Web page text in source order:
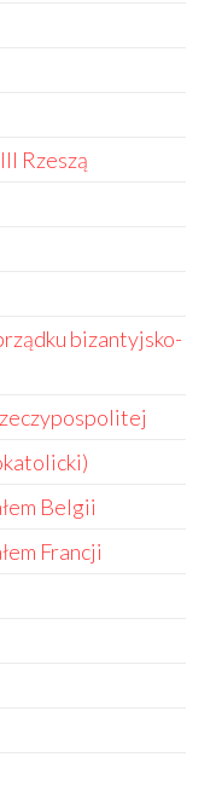
Rzeszą
bizantyjsko-
Belgii
Francji